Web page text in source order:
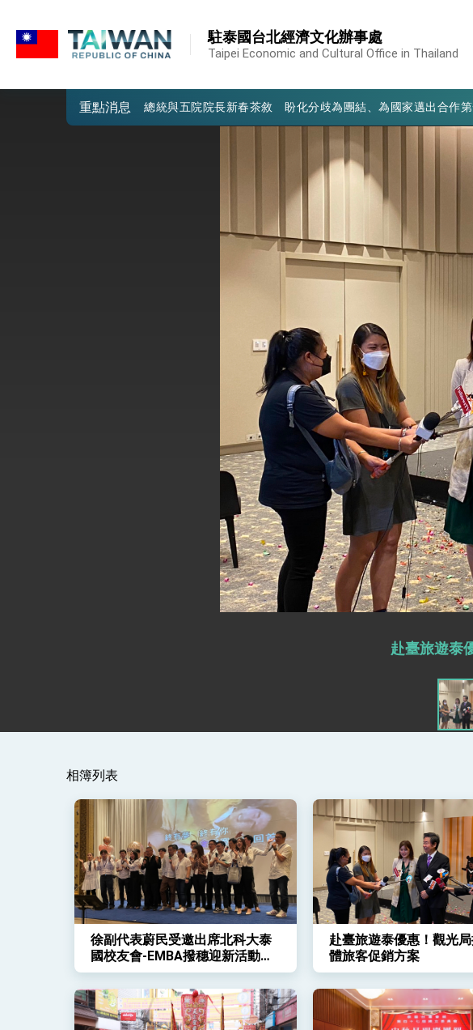
駐泰國台北經濟文化辦事處
Taipei Economic and Cultural Office in Thailand
重點消息
外交部發布WHA文宣影片「台灣醫療點亮世界」及「台灣智
總統出訪史瓦帝尼返國談話 強調臺灣人有權利走向世界 盼與
總統與五院院長新春茶敘 盼化分歧為團結、為國家邁出合作
台美貿易協議完成簽署達成6大目標、創5大歷史性突破 總統
臺美簽署「對等貿易協定」確立對等關稅15%且不疊加 我輸美
總統接受「法新社」（AFP）專訪內容
外交部長林佳龍於《外交事務》撰文指出：自由世界 需要台灣
總統主持「台美經濟繁榮夥伴對話」記者會 說明臺美合作三
外交部長林佳龍接受印尼「時代雜誌」專訪，闡述印太安全局
外交部長林佳龍午宴歡迎美國聯邦參議員蓋耶哥訪問團
外交部長林佳龍接見美國智庫「德國馬歇爾基金會」訪問團一
臺美經貿談判獲階段性成果 卓揆期勉爭取時間完成「臺美對等
卓揆：臺美關稅談判階段性結果有助臺灣取得有利戰略地位 全
外交部與數位發展部攜手合作，整合台灣雄厚數位實力，達成
外交部長林佳龍主持第35次「參與亞太經濟合作策略小組」跨部
民調顯示多數國人滿意政府外交表現，高度支持「總合外交」
總統主持「守護民主台灣國安行動方案」記者會 強調以實力
總統發表執政周年談話 盼面對未來挑戰 堅持團結 迎風轉
外交部重要言論
我國政府將在美國亞利桑納州設立「駐鳳凰城辦事處」，進一
赴臺旅遊泰
相簿列表
徐副代表蔚民受邀出席北科大泰
國校友會-EMBA撥穗迎新活動致
詞
赴臺旅遊泰優惠！觀光
體旅客促銷方案